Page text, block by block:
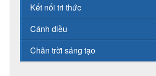
Kết nối tri thức
Cánh diều
Chân trời sáng tạo